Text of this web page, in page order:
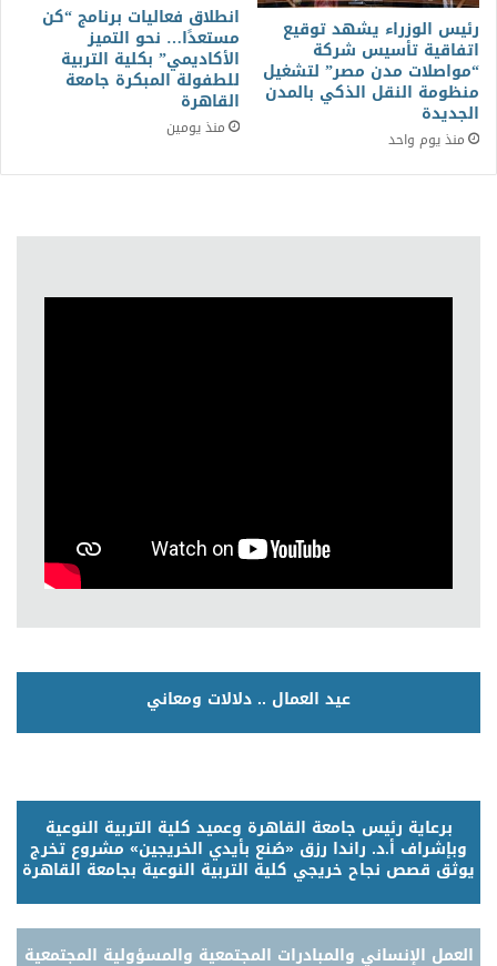
رئيس الوزراء يشهد توقيع
اتفاقية تأسيس شركة
“مواصلات مدن مصر” لتشغيل
منظومة النقل الذكي بالمدن
الجديدة
منذ يوم واحد
انطلاق فعاليات برنامج “كن
مستعدًا… نحو التميز
الأكاديمي” بكلية التربية
للطفولة المبكرة جامعة
القاهرة
منذ يومين
عيد العمال .. دلالات ومعاني
برعاية رئيس جامعة القاهرة وعميد كلية التربية النوعية
وبإشراف أ.د. راندا رزق «صُنع بأيدي الخريجين» مشروع تخرج
يوثق قصص نجاح خريجي كلية التربية النوعية بجامعة القاهرة
العمل الإنساني والمبادرات المجتمعية والمسؤولية المجتمعية